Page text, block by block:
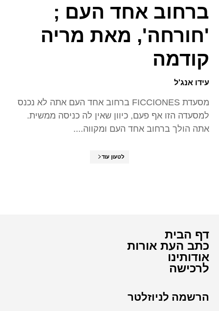
ברחוב אחד העם ;
'חורחה', מאת מריה
קודמה
עידו אנג'ל
מסעדת FICCIONES ברחוב אחד העם אתה לא נכנס
למסעדה הזו אף פעם, כיוון שאין לה כניסה ממשית.
אתה הולך ברחוב אחד העם ומקווה....
לטעון עוד
דף הבית
כתב העת אורות
אודותינו
לרכישה
הרשמה לניוזלטר